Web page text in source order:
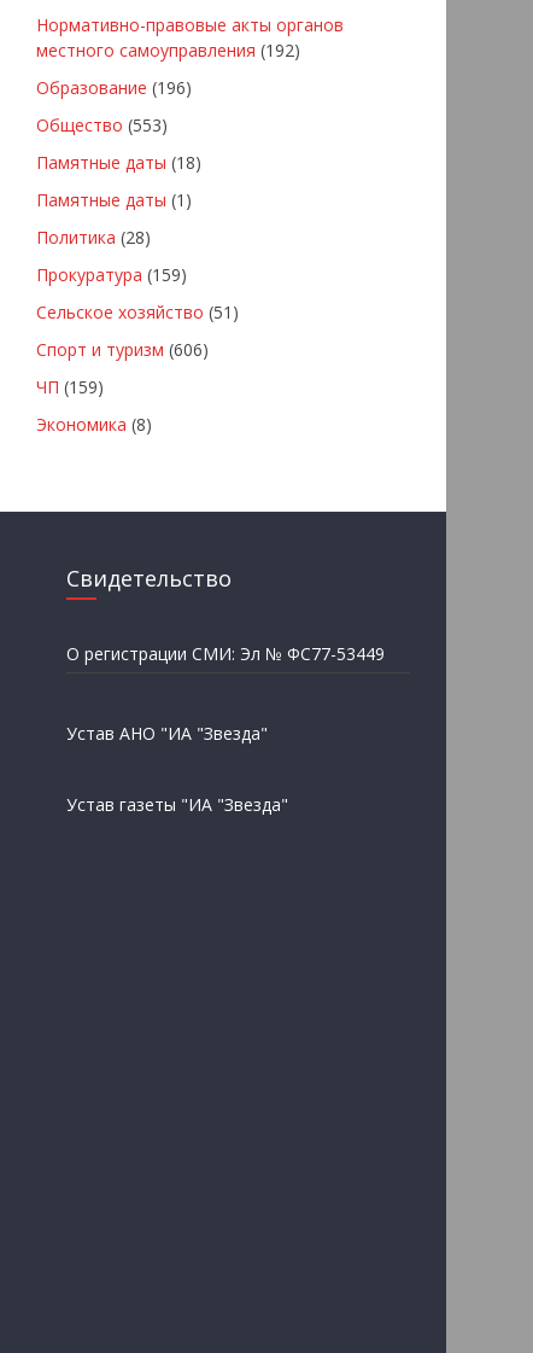
Нормативно-правовые акты органов
местного самоуправления (192)
Образование (196)
Общество (553)
Памятные даты (18)
Памятные даты (1)
Политика (28)
Прокуратура (159)
Сельское хозяйство (51)
Спорт и туризм (606)
ЧП (159)
Экономика (8)
Свидетельство
О регистрации СМИ: Эл № ФС77-53449
Устав АНО "ИА "Звезда"
Устав газеты "ИА "Звезда"